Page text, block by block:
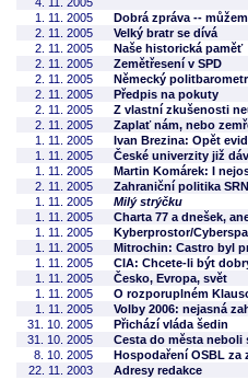
1. 11. 2005
Dobrá zpráva --
2. 11. 2005
Velký bratr se dívá
2. 11. 2005
Naše historická paměť
2. 11. 2005
Zemětřesení v SPD
2. 11. 2005
Německý
2. 11. 2005
Předpis na pokuty
2. 11. 2005
Z vlastní zkušenosti
2. 11. 2005
Zaplať nám, nebo
1. 11. 2005
Ivan Brezina: Opět
1. 11. 2005
České univerzity již
1. 11. 2005
Martin Komárek: I
2. 11. 2005
Zahraniční politika SRN
1. 11. 2005
Milý strýčku
1. 11. 2005
Charta 77 a dnešek,
1. 11. 2005
Kyberprostor/
1. 11. 2005
Mitrochin: Castro byl
1. 11. 2005
CIA: Chcete-li být
1. 11. 2005
Česko, Evropa, svět
1. 11. 2005
O rozporuplném
1. 11. 2005
Volby 2006: nejasná
31. 10. 2005
Přichází vláda šedin
31. 10. 2005
Cesta do města neboli
8. 10. 2005
Hospodaření OSBL za
22. 11. 2003
Adresy redakce